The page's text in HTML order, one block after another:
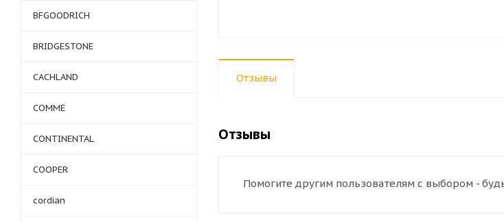
Отзывы
Отзывы
Помогите другим пользователям с выбором -
BFGOODRICH
BRIDGESTONE
CACHLAND
COMME
CONTINENTAL
COOPER
cordian